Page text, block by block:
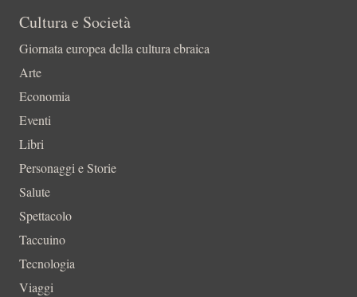
Cultura e Società
Giornata europea della cultura ebraica
Arte
Economia
Eventi
Libri
Personaggi e Storie
Salute
Spettacolo
Taccuino
Tecnologia
Viaggi